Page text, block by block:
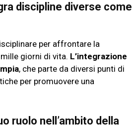
discipline diverse come
per affrontare la
giorni di vita. L’integrazione
, che parte da diversi punti di
per promuovere una
ruolo nell’ambito della